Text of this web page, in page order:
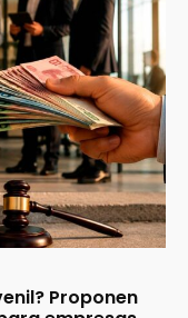
Proponen